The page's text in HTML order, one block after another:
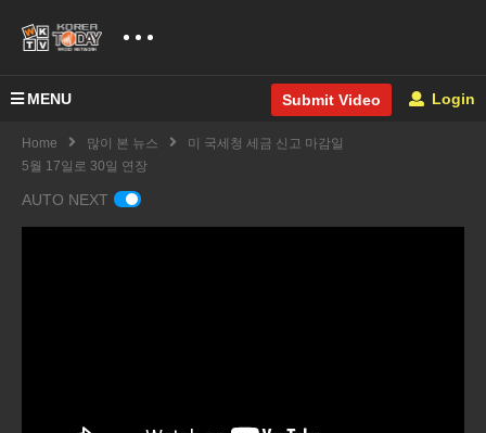
MENU Submit Video Login
Home 많이 본 뉴스
미 국세청 세금 신고 마감일
5월 17일로 30일 연장
AUTO NEXT